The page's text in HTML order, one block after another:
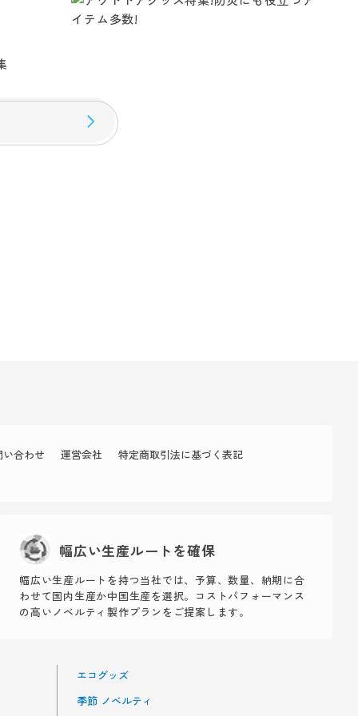
い合わせ 運営会社 特定商取引法に基づく表記
幅広い生産ルートを確保
幅広い生産ルートを持つ当社では、予算、数量、納期に合
わせて国内生産か中国生産を選択。コストパフォーマンス
の高いノベルティ製作プランをご提案します。
エコグッズ
季節 ノベルティ